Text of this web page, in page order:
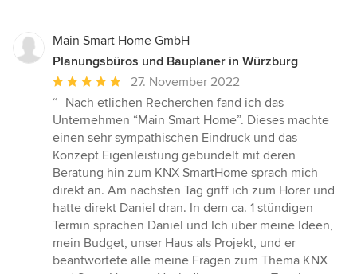
Main Smart Home GmbH
Planungsbüros und Bauplaner in Würzburg
Durchschnittliche
Bewertung:
5
von
5
Sternen
27. November 2022
“ Nach etlichen Recherchen fand ich das
Unternehmen “Main Smart Home”. Dieses machte
einen sehr sympathischen Eindruck und das
Konzept Eigenleistung gebündelt mit deren
Beratung hin zum KNX SmartHome sprach mich
direkt an. Am nächsten Tag griff ich zum Hörer und
hatte direkt Daniel dran. In dem ca. 1 stündigen
Termin sprachen Daniel und Ich über meine Ideen,
mein Budget, unser Haus als Projekt, und er
beantwortete alle meine Fragen zum Thema KNX